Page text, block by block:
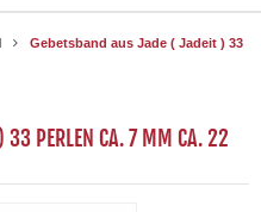
Gebetsband aus Jade ( Jadeit ) 33
33 PERLEN CA. 7 MM CA. 22